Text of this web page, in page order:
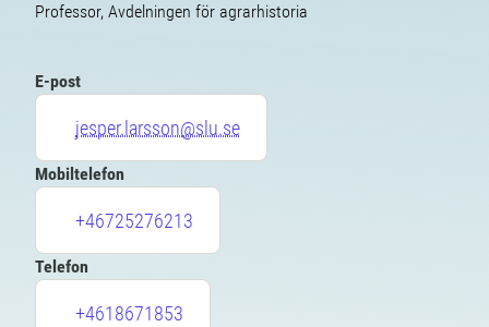
Professor, Avdelningen för agrarhistoria
E-post
jesper.larsson@slu.se
Mobiltelefon
+46725276213
Telefon
+4618671853